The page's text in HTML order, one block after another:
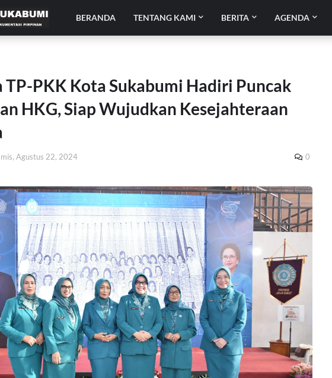
BERANDA TENTANG KAMI BERITA AGENDA
TP-PKK Kota Sukabumi Hadiri Puncak
HKG, Siap Wujudkan Kesejahteraan
Agustus 22, 2024 0